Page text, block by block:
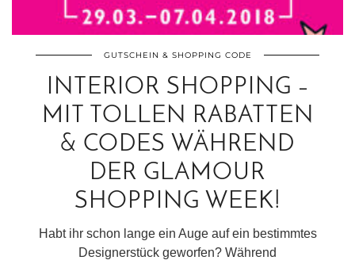
GUTSCHEIN & SHOPPING CODE
INTERIOR SHOPPING –
MIT TOLLEN RABATTEN
& CODES WÄHREND
DER GLAMOUR
SHOPPING WEEK!
Habt ihr schon lange ein Auge auf ein bestimmtes
Designerstück geworfen? Während